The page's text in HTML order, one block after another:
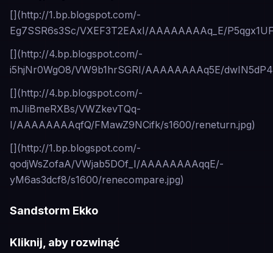
[](http://1.bp.blogspot.com/-
Eg7SSR6s3Sc/VXEF3T2EAxI/AAAAAAAAq_E/
[](http://4.bp.blogspot.com/-
i5hjNr0WgO8/VW9b1hrSGRI/AAAAAAAAq5E/
[](http://4.bp.blogspot.com/-
mJIiBmeRXBs/VWZkevTQq-
I/AAAAAAAAqfQ/FMawZ9NCifk/s1600/reneturn.jpg)
[](http://1.bp.blogspot.com/-
qodjWsZofaA/VWjab5DOf_I/AAAAAAAAqqE/-
yM6as3dcf8/s1600/renecompare.jpg)
Sandstorm Ekko
Kliknij, aby rozwinąć